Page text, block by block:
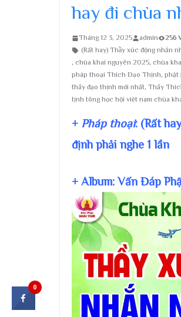
hay đi chùa
Tháng 12 3, 2025 admin
256
(Rất hay) Thầy xúc động nhắn
, chùa khai nguyên 2025, chùa
pháp thoại Thích Đạo Thịnh, phật
thầy đạo thịnh mới nhất, Thầy
tịnh tông học hội việt nam chùa
+ Pháp thoại: (Rất
định phải nghe 1 lần
+ Album: Vấn Đáp
0